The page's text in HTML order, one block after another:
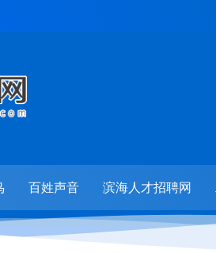
百姓声音 滨海人才招聘网